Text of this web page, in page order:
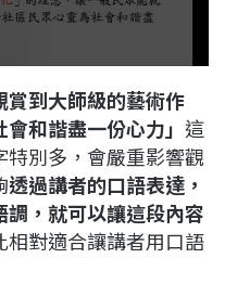
賞到大師級的藝術作
和諧盡一份心力」 這
別多，會嚴重影響觀
透過講者的口語表達，
，就可以讓這段內容
相對適合讓講者用口語